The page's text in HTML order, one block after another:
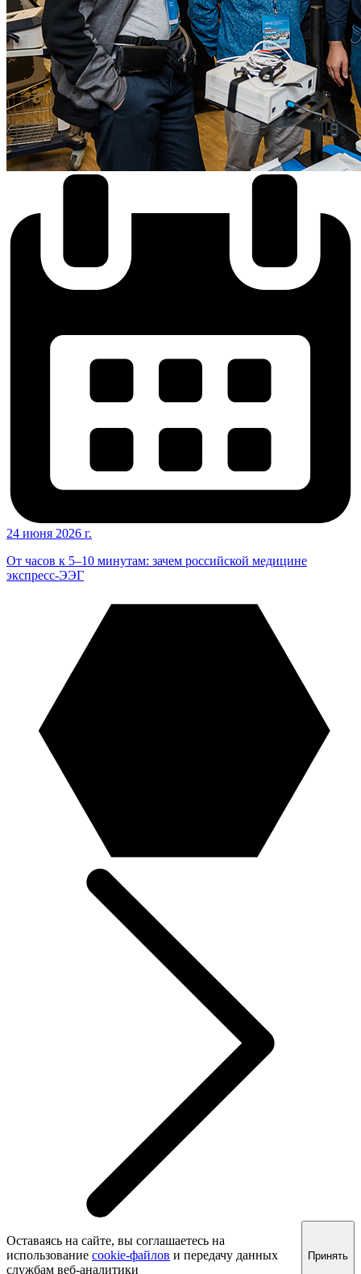
24 июня 2026 г.
От часов к 5–10 минутам: зачем российской медицине
экспресс-ЭЭГ
Оставаясь на сайте, вы соглашаетесь на
использование cookie-файлов и передачу данных
службам веб-аналитики
Принять